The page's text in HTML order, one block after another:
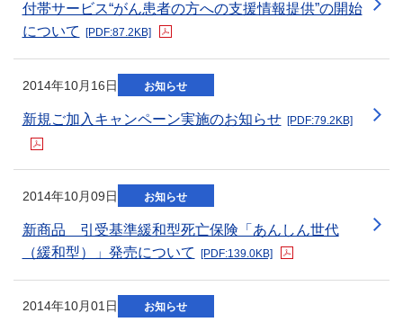
付帯サービス“がん患者の方への支援情報提供”の開始
について
[PDF:87.2KB]
2014年10月16日 お知らせ
新規ご加入キャンペーン実施のお知らせ [PDF:79.2KB]
新規ウィンドウを開きます
2014年10月09日 お知らせ
新商品 引受基準緩和型死亡保険「あんしん世代
（緩和型）」発売について [PDF:139.0KB]
新規ウィンドウを開きます
2014年10月01日 お知らせ
新規ウィンドウを開きます